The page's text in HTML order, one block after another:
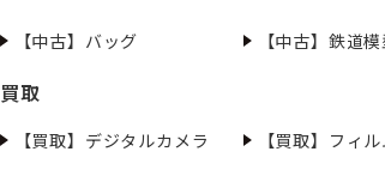
【中古】バッグ
【中古】鉄道
買取
【買取】デジタルカメラ 【買取】フィ